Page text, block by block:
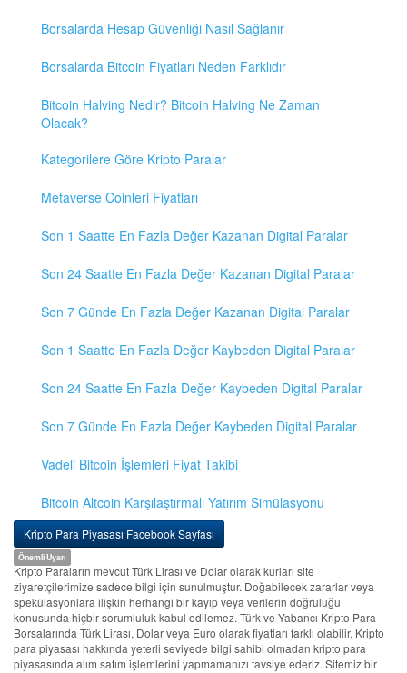
Borsalarda Hesap Güvenliği Nasıl Sağlanır
Borsalarda Bitcoin Fiyatları Neden Farklıdır
Bitcoin Halving Nedir? Bitcoin Halving Ne Zaman
Olacak?
Kategorilere Göre Kripto Paralar
Metaverse Coinleri Fiyatları
Son 1 Saatte En Fazla Değer Kazanan Digital Paralar
Son 24 Saatte En Fazla Değer Kazanan Digital Paralar
Son 7 Günde En Fazla Değer Kazanan Digital Paralar
Son 1 Saatte En Fazla Değer Kaybeden Digital Paralar
Son 24 Saatte En Fazla Değer Kaybeden Digital Paralar
Son 7 Günde En Fazla Değer Kaybeden Digital Paralar
Vadeli Bitcoin İşlemleri Fiyat Takibi
Bitcoin Altcoin Karşılaştırmalı Yatırım Simülasyonu
Kripto Para Piyasası Facebook Sayfası
Önemli Uyarı
Kripto Paraların mevcut Türk Lirası ve Dolar olarak kurları site
ziyaretçilerimize sadece bilgi için sunulmuştur. Doğabilecek zararlar veya
spekülasyonlara ilişkin herhangi bir kayıp veya verilerin doğruluğu
konusunda hiçbir sorumluluk kabul edilemez. Türk ve Yabancı Kripto Para
Borsalarında Türk Lirası, Dolar veya Euro olarak fiyatları farklı olabilir. Kripto
para piyasası hakkında yeterli seviyede bilgi sahibi olmadan kripto para
piyasasında alım satım işlemlerini yapmamanızı tavsiye ederiz. Sitemiz bir